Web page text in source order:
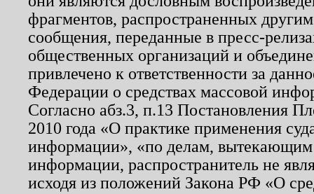
фрагментов, распространенных
сообщения, переданные в пресс-
общественных организаций и
привлечено к ответственности за
Федерации о средствах массовой
Согласно абз.3, п.13 Постановления
2010 года «О практике применения
информации», «по делам, вытекающим
информации, распространитель не
исходя из положений Закона РФ «О